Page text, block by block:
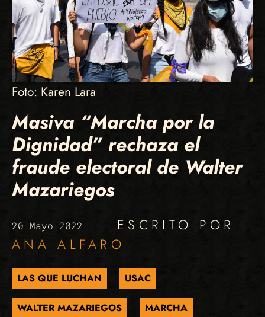
Foto: Karen Lara
Masiva “Marcha por la
Dignidad” rechaza el
fraude electoral de Walter
Mazariegos
20 Mayo 2022
ESCRITO POR
ANA ALFARO
LAS QUE LUCHAN USAC
WALTER MAZARIEGOS MARCHA